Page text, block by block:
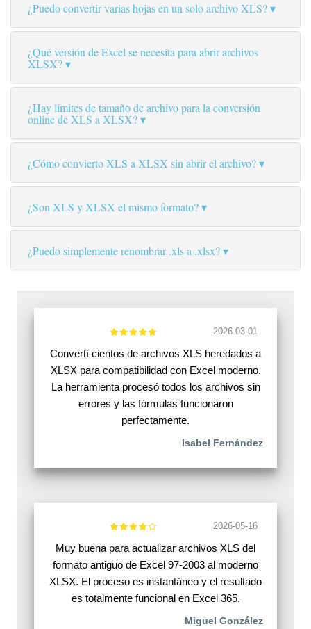
¿Puedo convertir varias hojas en un solo archivo XLS?
¿Qué versión de Excel se necesita para abrir archivos
XLSX?
¿Hay límites de tamaño de archivo para la conversión
online de XLS a XLSX?
¿Cómo convierto XLS a XLSX sin abrir el archivo?
¿Son XLS y XLSX el mismo formato?
¿Puedo simplemente renombrar .xls a .xlsx?
2026-03-01
Convertí cientos de archivos XLS heredados a
XLSX para compatibilidad con Excel moderno.
La herramienta procesó todos los archivos sin
errores y las fórmulas funcionaron
perfectamente.
Isabel Fernández
2026-05-16
Muy buena para actualizar archivos XLS del
formato antiguo de Excel 97-2003 al moderno
XLSX. El proceso es instantáneo y el resultado
es totalmente funcional en Excel 365.
Miguel González